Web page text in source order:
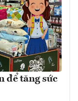
để tăng sức